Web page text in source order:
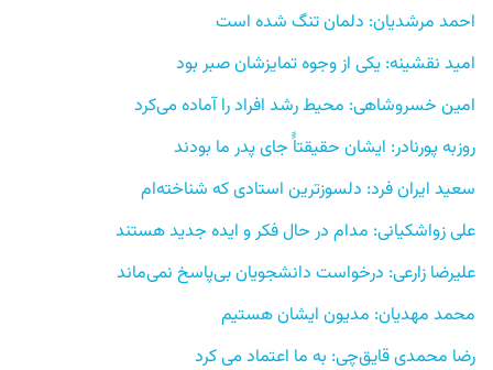
احمد مرشدیان: دلمان تنگ شده است
امید نقشینه: یکی از وجوه تمایزشان صبر بود
امین خسروشاهی: محیط رشد افراد را آماده می‌کرد
روزبه پورنادر: ایشان حقیقتاًً جای پدر ما بودند
سعید ایران فرد: دلسوزترین استادی که شناخته‌ام
علی زواشکیانی: مدام در حال فکر و ایده جدید هستند
علیرضا زارعی: درخواست دانشجویان بی‌پاسخ نمی‌ماند
محمد مهدیان: مدیون ایشان هستیم
رضا محمدی قایق‌چی: به ما اعتماد می کرد